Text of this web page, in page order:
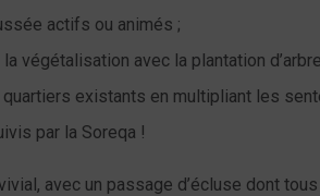
actifs ou animés ;
végétalisation avec la plantation
quartiers existants en multipliant les
par la Soreqa !
avec un passage d’écluse dont